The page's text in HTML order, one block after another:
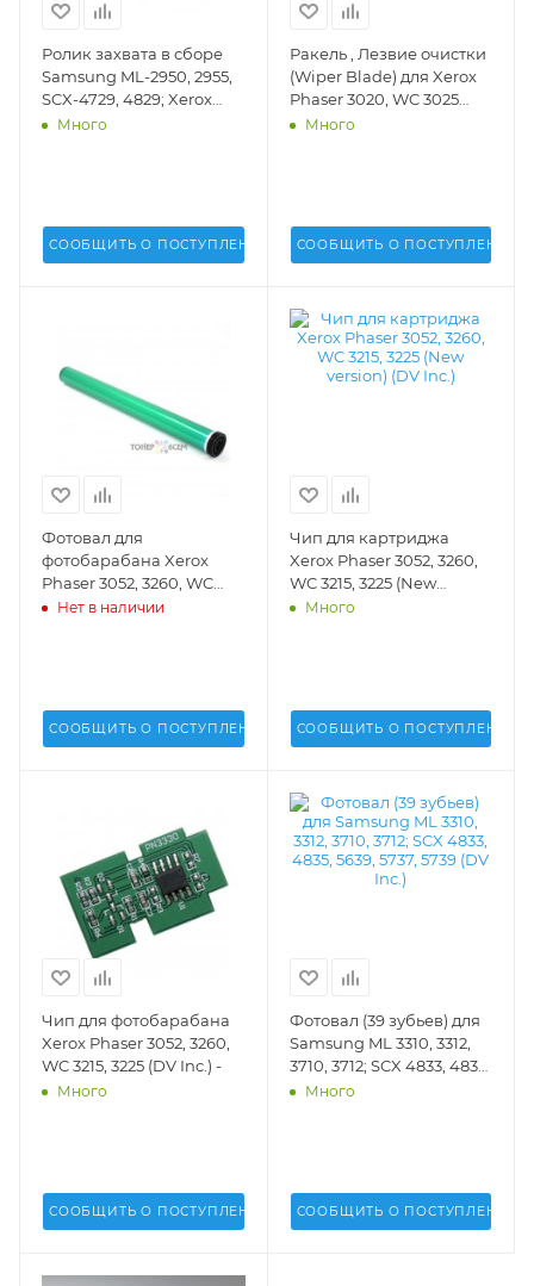
Ролик захвата в сборе
Samsung ML-2950, 2955,
SCX-4729, 4829; Xerox
WC3215, WC3225 (DV Inc.)
Много
СООБЩИТЬ О ПОСТУПЛЕНИИ
Ракель , Лезвие очистки
(Wiper Blade) для Xerox
Phaser 3020, WC 3025
(Uninet USA) - 20642
Много
СООБЩИТЬ О ПОСТУПЛЕНИИ
Фотовал для
фотобарабана Xerox
Phaser 3052, 3260, WC
3215, 3225 (DV Inc.) - OPC-
Нет в наличии
СООБЩИТЬ О ПОСТУПЛЕНИИ
Чип для картриджа
Xerox Phaser 3052, 3260,
WC 3215, 3225 (New
version) (DV Inc.) -
Много
СООБЩИТЬ О ПОСТУПЛЕНИИ
Чип для фотобарабана
Xerox Phaser 3052, 3260,
WC 3215, 3225 (DV Inc.) -
Много
СООБЩИТЬ О ПОСТУПЛЕНИИ
Фотовал (39 зубьев) для
Samsung ML 3310, 3312,
3710, 3712; SCX 4833, 4835,
5639, 5737, 5739 (DV Inc.) -
Много
СООБЩИТЬ О ПОСТУПЛЕНИИ